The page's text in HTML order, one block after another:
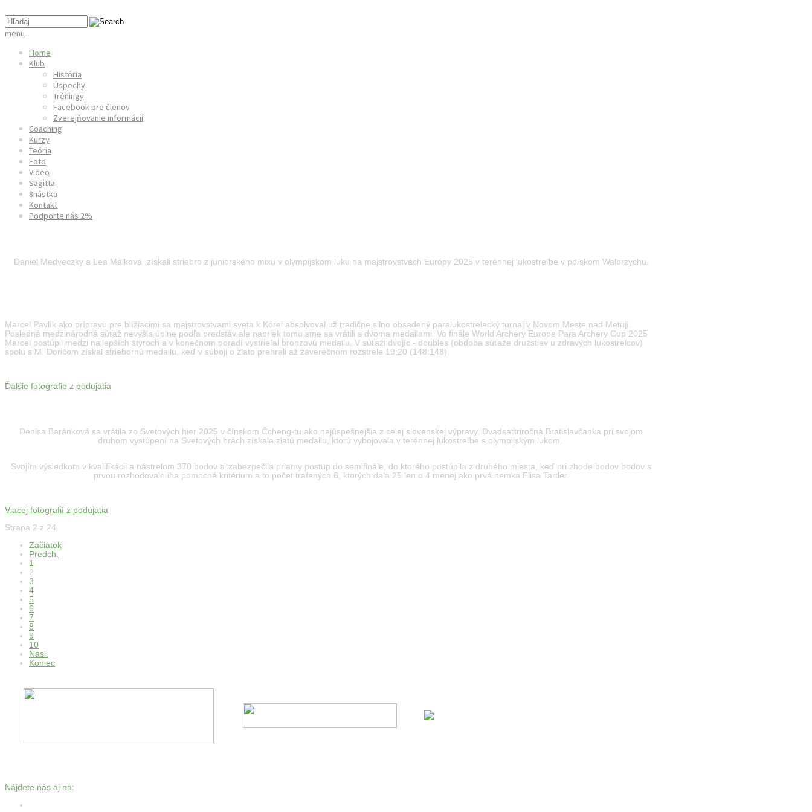
menu
Home
Klub
História
Úspechy
Tréningy
Facebook pre členov
Zverejňovanie informácií
Coaching
Kurzy
Teória
Foto
Video
Sagitta
8nástka
Kontakt
Podporte nás 2%
Daniel Medveczky a Lea Málková získali striebro z juniorského mixu v olympijskom luku na majstrovstvách Európy 2025 v terénnej lukostreľbe v poľskom Walbrzychu.
Marcel Pavlík ako prípravu pre blížiacimi sa majstrovstvami sveta k Kórei absolvoval už tradične silno obsadený paralukostrelecký turnaj v Novom Meste nad Metují.
Posledná medzinárodná súťaž nevyšla úplne podľa predstáv ale napriek tomu sme sa vrátili s dvoma medailami. Vo finále World Archery Europe Para Archery Cup 2025
Marcel postúpil medzi najlepších štyroch a v konečnom poradí vystrieľal bronzovú medailu. V súťaži dvojíc - doubles (obdoba súťaže družstiev u zdravých lukostrelcov)
spolu s M. Doričom získal striebornú medailu, keď v súboji o zlato prehrali až záverečnom rozstrele 19:20 (148:148).
Ďalšie fotografie z podujatia
Denisa Baránková sa vrátila zo Svetových hier 2025 v čínskom Čcheng-tu ako najúspešnejšia z celej slovenskej výpravy. Dvadsaťtriročná Bratislavčanka pri svojom
druhom vystúpení na Svetových hrách získala zlatú medailu, ktorú vybojovala v terénnej lukostreľbe s olympijským lukom.
Svojím výsledkom v kvalifikácii a nástrelom 370 bodov si zabezpečila priamy postup do semifinále, do ktorého postúpila z druhého miesta, keď pri zhode bodov bodov s
prvou rozhodovalo iba pomocné kritérium a to počet trafených 6, ktorých dala 25 len o 4 menej ako prvá nemka Elisa Tartler.
Viacej fotografií z podujatia
Strana 2 z 24
Začiatok
Predch.
1
2
3
4
5
6
7
8
9
10
Nasl.
Koniec
Nájdete nás aj na: